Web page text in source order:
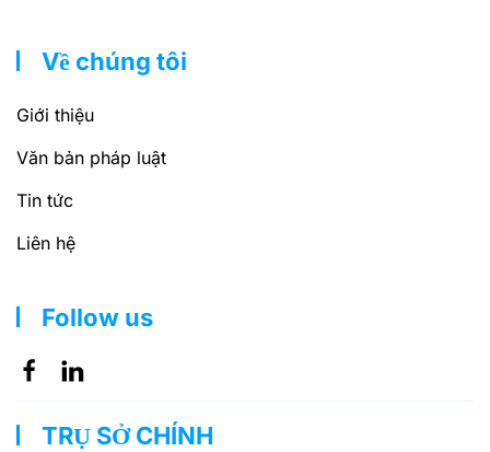
Về chúng tôi
Giới thiệu
Văn bản pháp luật
Tin tức
Liên hệ
Follow us
TRỤ SỞ CHÍNH